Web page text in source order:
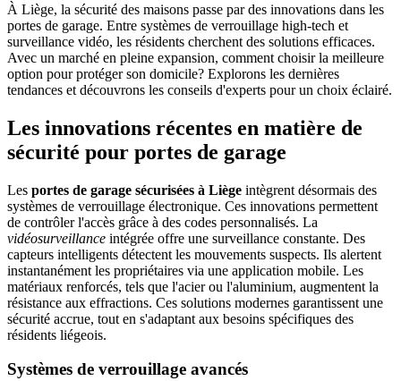
À Liège, la sécurité des maisons passe par des innovations dans les
portes de garage. Entre systèmes de verrouillage high-tech et
surveillance vidéo, les résidents cherchent des solutions efficaces.
Avec un marché en pleine expansion, comment choisir la meilleure
option pour protéger son domicile? Explorons les dernières
tendances et découvrons les conseils d'experts pour un choix éclairé.
Les innovations récentes en matière de
sécurité pour portes de garage
Les portes de garage sécurisées à Liège intègrent désormais des
systèmes de verrouillage électronique. Ces innovations permettent
de contrôler l'accès grâce à des codes personnalisés. La
vidéosurveillance intégrée offre une surveillance constante. Des
capteurs intelligents détectent les mouvements suspects. Ils alertent
instantanément les propriétaires via une application mobile. Les
matériaux renforcés, tels que l'acier ou l'aluminium, augmentent la
résistance aux effractions. Ces solutions modernes garantissent une
sécurité accrue, tout en s'adaptant aux besoins spécifiques des
résidents liégeois.
Systèmes de verrouillage avancés